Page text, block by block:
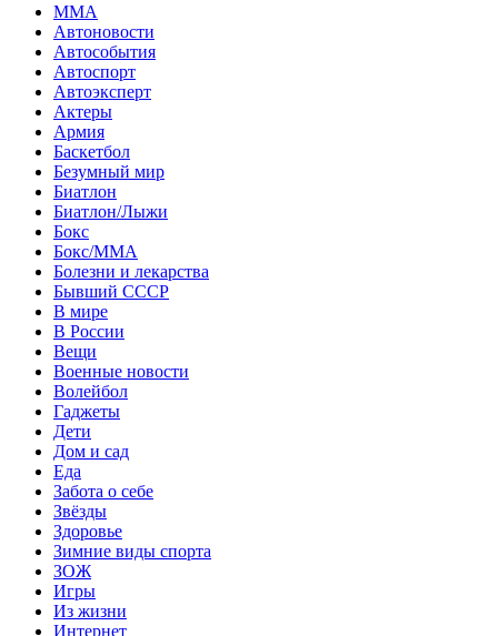
MMA
Автоновости
Автособытия
Автоспорт
Автоэксперт
Актеры
Армия
Баскетбол
Безумный мир
Биатлон
Биатлон/Лыжи
Бокс
Бокс/MMA
Болезни и лекарства
Бывший СССР
В мире
В России
Вещи
Военные новости
Волейбол
Гаджеты
Дети
Дом и сад
Еда
Забота о себе
Звёзды
Здоровье
Зимние виды спорта
ЗОЖ
Игры
Из жизни
Интернет